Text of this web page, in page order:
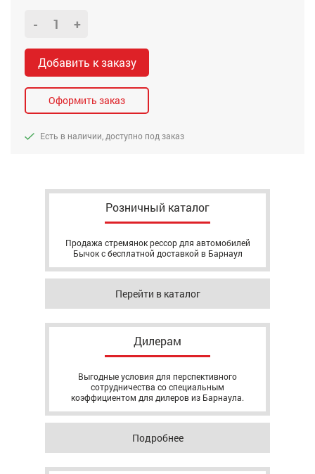
- +
Добавить к заказу
Оформить заказ
Есть в наличии, доступно под заказ
Розничный каталог
Продажа стремянок рессор для автомобилей
Бычок с бесплатной доставкой в Барнаул
Перейти в каталог
Дилерам
Выгодные условия для перспективного
сотрудничества со специальным
коэффициентом для дилеров из Барнаула.
Подробнее